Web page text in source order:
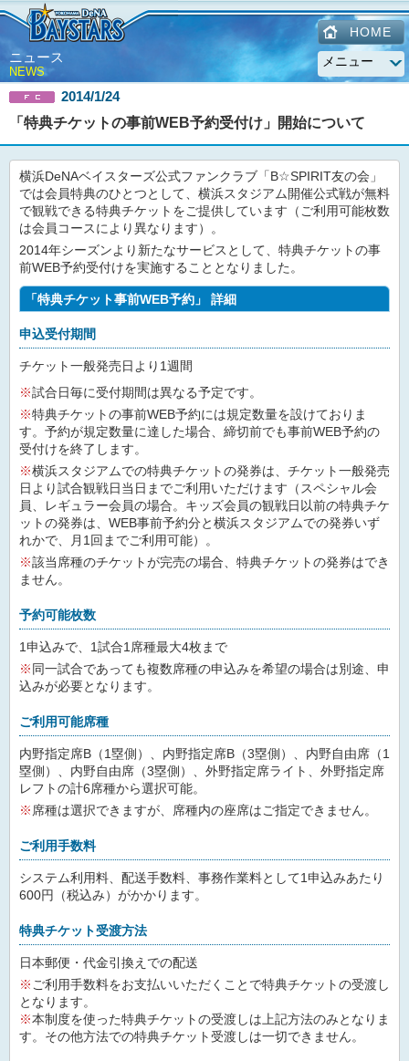
HOME
ニュース
NEWS
2014/1/24
「特典チケットの事前WEB予約受付け」開始について
横浜DeNAベイスターズ公式ファンクラブ「B☆SPIRIT友の会」
では会員特典のひとつとして、横浜スタジアム開催公式戦が無料
で観戦できる特典チケットをご提供しています（ご利用可能枚数
は会員コースにより異なります）。
2014年シーズンより新たなサービスとして、特典チケットの事
前WEB予約受付けを実施することとなりました。
「特典チケット事前WEB予約」 詳細
申込受付期間
チケット一般発売日より1週間
※試合日毎に受付期間は異なる予定です。
※特典チケットの事前WEB予約には規定数量を設けておりま
す。予約が規定数量に達した場合、締切前でも事前WEB予約の
受付けを終了します。
※横浜スタジアムでの特典チケットの発券は、チケット一般発売
日より試合観戦日当日までご利用いただけます（スペシャル会
員、レギュラー会員の場合。キッズ会員の観戦日以前の特典チケ
ットの発券は、WEB事前予約分と横浜スタジアムでの発券いず
れかで、月1回までご利用可能）。
※該当席種のチケットが完売の場合、特典チケットの発券はでき
ません。
予約可能枚数
1申込みで、1試合1席種最大4枚まで
※同一試合であっても複数席種の申込みを希望の場合は別途、申
込みが必要となります。
ご利用可能席種
内野指定席B（1塁側）、内野指定席B（3塁側）、内野自由席（1
塁側）、内野自由席（3塁側）、外野指定席ライト、外野指定席
レフトの計6席種から選択可能。
※ 席種は選択できますが、席種内の座席はご指定できません。
ご利用手数料
システム利用料、配送手数料、事務作業料として1申込みあたり
600円（税込み）がかかります。
特典チケット受渡方法
日本郵便・代金引換えでの配送
※ ご利用手数料をお支払いいただくことで特典チケットの受渡し
となります。
※本制度を使った特典チケットの受渡しは上記方法のみとなりま
す。その他方法での特典チケット受渡しは一切できません。